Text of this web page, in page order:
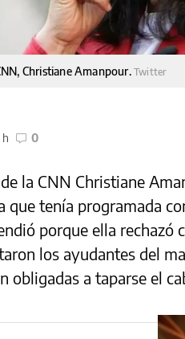
Christiane Amanpour. Twitter
h 0
la CNN Christiane
que tenía programada
porque ella rechazó
los ayudantes del
obligadas a taparse el